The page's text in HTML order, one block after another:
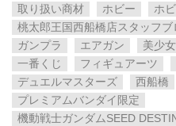
取り扱い商材
ホビー
ホ
桃太郎王国西船橋店スタッフブ
ガンプラ
エアガン 美少
一番くじ
フィギュアーツ
デュエルマスターズ
西船橋
プレミアムバンダイ限定
機動戦士ガンダムSEED